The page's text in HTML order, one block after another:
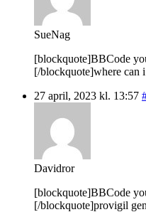
SueNag
[blockquote]BBCode
[/blockquote]where can
27 april, 2023 kl. 13:57
Davidror
[blockquote]BBCode
[/blockquote]provigil